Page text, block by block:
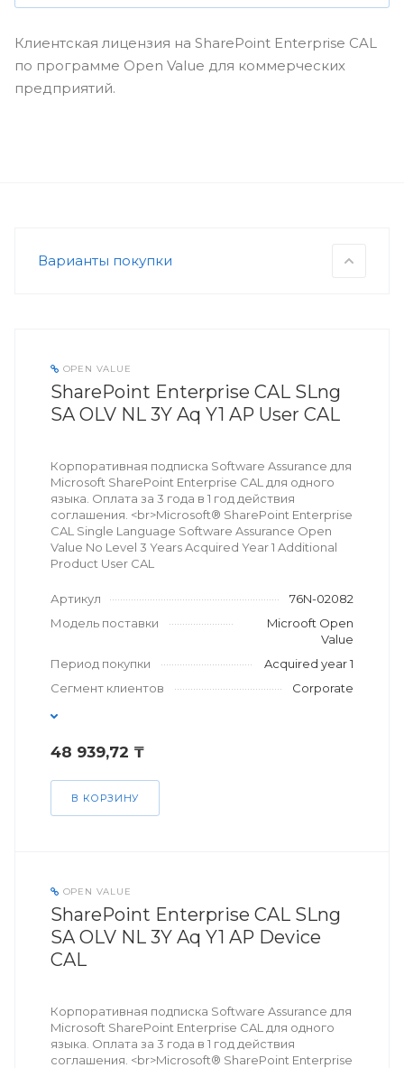
Клиентская лицензия на SharePoint Enterprise CAL
по программе Open Value для коммерческих
предприятий.
Варианты покупки
OPEN VALUE
SharePoint Enterprise CAL SLng
SA OLV NL 3Y Aq Y1 AP User CAL
Корпоративная подписка Software Assurance для
Microsoft SharePoint Enterprise CAL для одного
языка. Оплата за 3 года в 1 год действия
соглашения. <br>Microsoft® SharePoint Enterprise
CAL Single Language Software Assurance Open
Value No Level 3 Years Acquired Year 1 Additional
Product User CAL
Артикул
76N-02082
Модель поставки
Microoft Open
Value
Период покупки
Acquired year 1
Сегмент клиентов
Corporate
48 939,72 ₸
В КОРЗИНУ
OPEN VALUE
SharePoint Enterprise CAL SLng
SA OLV NL 3Y Aq Y1 AP Device
CAL
Корпоративная подписка Software Assurance для
Microsoft SharePoint Enterprise CAL для одного
языка. Оплата за 3 года в 1 год действия
соглашения. <br>Microsoft® SharePoint Enterprise